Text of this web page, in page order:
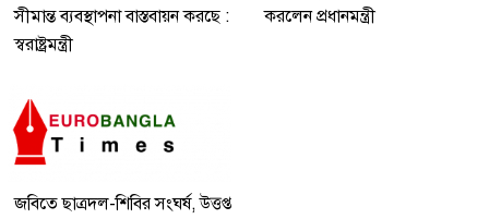
সীমান্ত ব্যবস্থাপনা বাস্তবায়ন করছে :
স্বরাষ্ট্রমন্ত্রী
করলেন প্রধানমন্ত্রী
জবিতে ছাত্রদল-শিবির সংঘর্ষ, উত্তপ্ত